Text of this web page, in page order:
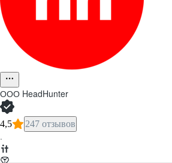
ООО HeadHunter
4,5 247 отзывов
·